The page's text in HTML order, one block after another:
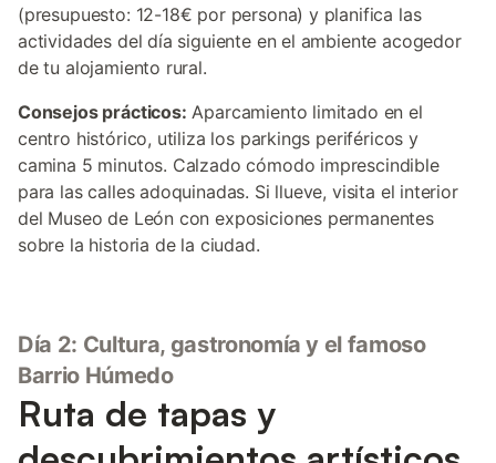
(presupuesto: 12-18€ por persona) y planifica las
actividades del día siguiente en el ambiente acogedor
de tu alojamiento rural.
Consejos prácticos: Aparcamiento limitado en el
centro histórico, utiliza los parkings periféricos y
camina 5 minutos. Calzado cómodo imprescindible
para las calles adoquinadas. Si llueve, visita el interior
del Museo de León con exposiciones permanentes
sobre la historia de la ciudad.
Día 2: Cultura, gastronomía y el famoso
Barrio Húmedo
Ruta de tapas y